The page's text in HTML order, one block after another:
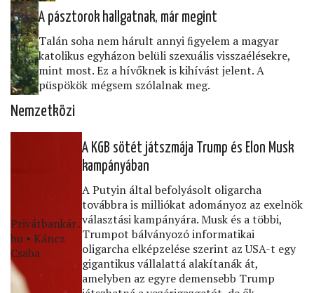
444 •
Urﬁ
Péter
A pásztorok hallgatnak, már megint
Talán soha nem hárult annyi ﬁgyelem a magyar
katolikus egyházon belüli szexuális visszaélésekre,
mint most. Ez a hívőknek is kihívást jelent. A
püspökök mégsem szólalnak meg.
Nemzetközi
Privátbankár․
hu • Káncz
Csaba
A KGB sötét játszmája Trump és Elon Musk
kampányában
A Putyin által befolyásolt oligarcha
továbbra is milliókat adományoz az exelnök
választási kampányára. Musk és a többi,
Trumpot bálványozó informatikai
oligarcha elképzelése szerint az USA-t egy
gigantikus vállalattá alakítanák át,
amelyben az egyre demensebb Trump